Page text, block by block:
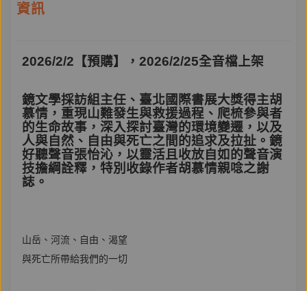
資訊
2026/2/2【預購】，2026/2/25全音檔上架
鏡文學採訪組主任、臺北國際書展大獎得主胡
慕情，重現山難發生與救援過程、爬梳參與者
的生命故事，深入探討臺灣的環境變遷，以及
人與自然、自由與死亡之間的追求及拉扯。鏡
好聽聲音張怡沁，以靈活且收放自如的聲音演
技擔綱詮釋，特別收錄作者胡慕情親唸之謝
誌。
山岳、河流、自由、渴望
與死亡所帶給我們的一切